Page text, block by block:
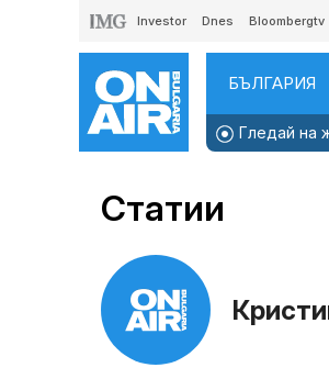
Investor Dnes Bloombergtv
БЪЛГАРИЯ
Гледай на
Статии